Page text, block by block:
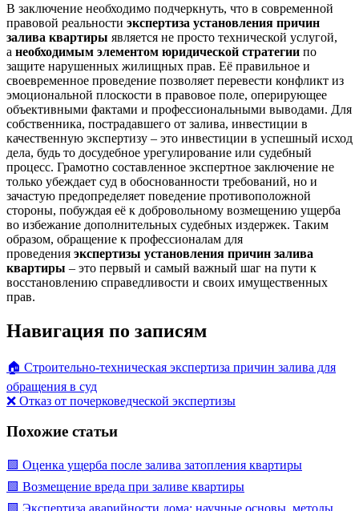
В заключение необходимо подчеркнуть, что в современной
правовой реальности экспертиза установления причин
залива квартиры является не просто технической услугой,
а необходимым элементом юридической стратегии по
защите нарушенных жилищных прав. Её правильное и
своевременное проведение позволяет перевести конфликт из
эмоциональной плоскости в правовое поле, оперирующее
объективными фактами и профессиональными выводами. Для
собственника, пострадавшего от залива, инвестиции в
качественную экспертизу – это инвестиции в успешный исход
дела, будь то досудебное урегулирование или судебный
процесс. Грамотно составленное экспертное заключение не
только убеждает суд в обоснованности требований, но и
зачастую предопределяет поведение противоположной
стороны, побуждая её к добровольному возмещению ущерба
во избежание дополнительных судебных издержек. Таким
образом, обращение к профессионалам для
проведения экспертизы установления причин залива
квартиры – это первый и самый важный шаг на пути к
восстановлению справедливости и своих имущественных
прав.
Навигация по записям
🏠 Строительно-техническая экспертиза причин залива для
обращения в суд
❌ Отказ от почерковедческой экспертизы
Похожие статьи
🟩 Оценка ущерба после залива затопления квартиры
🟩 Возмещение вреда при заливе квартиры
🟩 Экспертиза аварийности дома: научные основы, методы